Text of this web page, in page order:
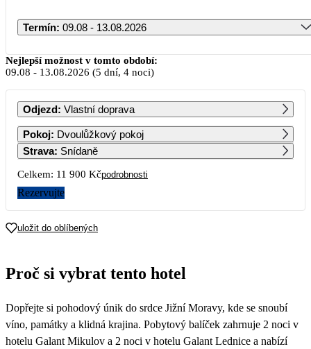
Termín: 09.08 - 13.08.2026
Srpen 2026
PO ÚT ST ČT PÁ SO NE
1 2
3 4 5 6 7 8 9
17
24 25 26 27
31
Nejlepší možnost v tomto období:
09.08 - 13.08.2026 (5 dní, 4 noci)
Odjezd: Vlastní doprava
Pokoj: Dvoulůžkový pokoj
Strava: Snídaně
Celkem: 11 900 Kčpodrobnosti
Rezervujte
uložit do oblíbených
Proč si vybrat tento hotel
Dopřejte si pohodový únik do srdce Jižní Moravy, kde se snoubí
víno, památky a klidná krajina. Pobytový balíček zahrnuje 2 noci v
hotelu Galant Mikulov a 2 noci v hotelu Galant Lednice a nabízí